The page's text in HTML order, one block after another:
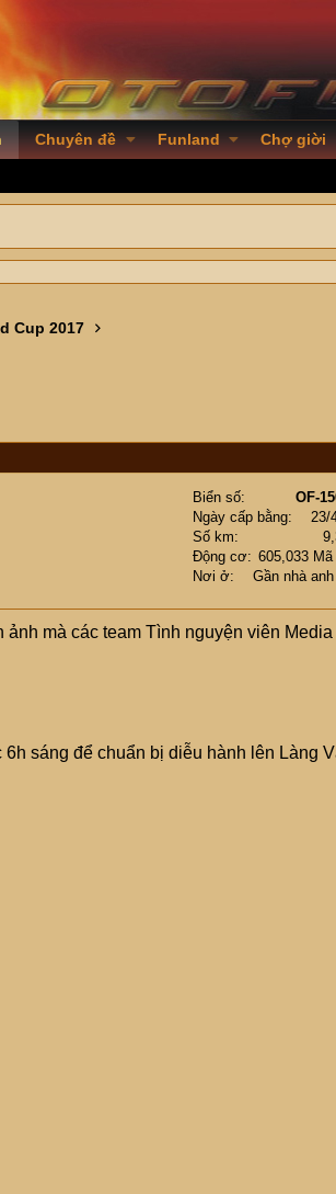
Chuyên đề Funland Chợ giời
Cup 2017
Biển số
OF-
Ngày cấp bằng
23/
Số km
Động cơ
605,033
Nơi ở
Gần nhà
mà các team Tình nguyện viên Media
sáng để chuẩn bị diễu hành lên Làng